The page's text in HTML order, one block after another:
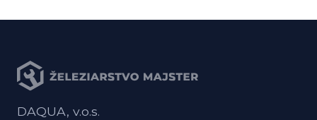
DAQUA, v.o.s.